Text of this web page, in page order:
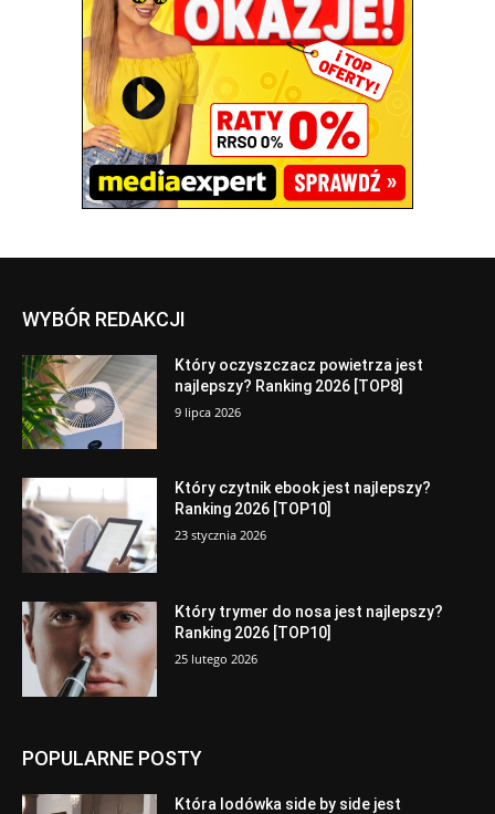
WYBÓR REDAKCJI
Który oczyszczacz powietrza jest
najlepszy? Ranking 2026 [TOP8]
9 lipca 2026
Który czytnik ebook jest najlepszy?
Ranking 2026 [TOP10]
23 stycznia 2026
Który trymer do nosa jest najlepszy?
Ranking 2026 [TOP10]
25 lutego 2026
POPULARNE POSTY
Która lodówka side by side jest